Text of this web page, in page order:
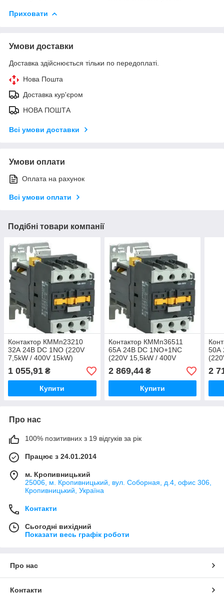
Приховати
Умови доставки
Доставка здійснюється тільки по передоплаті.
Нова Пошта
Доставка кур'єром
НОВА ПОШТА
Всі умови доставки
Умови оплати
Оплата на рахунок
Всі умови оплати
Подібні товари компанії
Контактор КММп23210
32А 24В DC 1NO (220V
7,5kW / 400V 15kW)
1 055,91 ₴
Купити
Контактор КММп36511
65А 24В DC 1NO+1NC
(220V 15,5kW / 400V
30kW)
2 869,44₴
Купити
50А
2
Про нас
100% позитивних з 19 відгуків за рік
Працює з 24.01.2014
м. Кропивницький
25006, м. Кропивницький, вул. Соборная, д.4, офис 306,
Кропивницький, Україна
Контакти
Сьогодні вихідний
Показати весь графік роботи
Про нас
Контакти